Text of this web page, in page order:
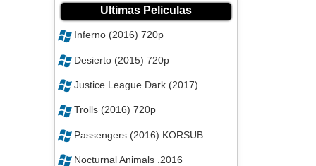
Ultimas Peliculas
Inferno (2016) 720p
Desierto (2015) 720p
Justice League Dark (2017)
Trolls (2016) 720p
Passengers (2016) KORSUB
Nocturnal Animals .2016